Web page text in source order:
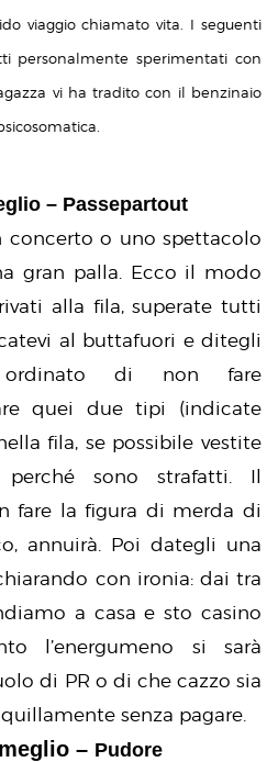
viaggio chiamato vita. I seguenti
personalmente sperimentati con
vi ha tradito con il benzinaio
– Passepartout
concerto o uno spettacolo
gran palla. Ecco il modo
alla fila, superate tutti
al buttafuori e ditegli
di non fare
quei due tipi (indicate
fila, se possibile vestite
sono strafatti. Il
fare la figura di merda di
annuirà. Poi dategli una
con ironia: dai tra
a casa e sto casino
l’energumeno si sarà
di PR o di che cazzo sia
senza pagare.
– Pudore